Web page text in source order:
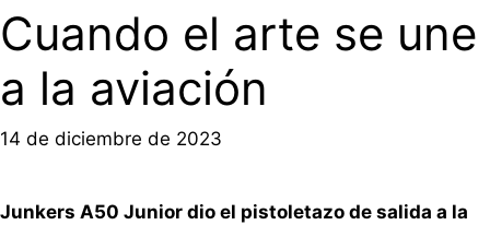
Cuando el arte se une
a la aviación
14 de diciembre de 2023
Junkers A50 Junior dio el pistoletazo de salida a la